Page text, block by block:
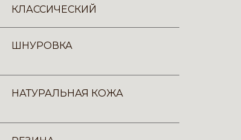
КЛАССИЧЕСКИЙ
ШНУРОВКА
НАТУРАЛЬНАЯ КОЖА